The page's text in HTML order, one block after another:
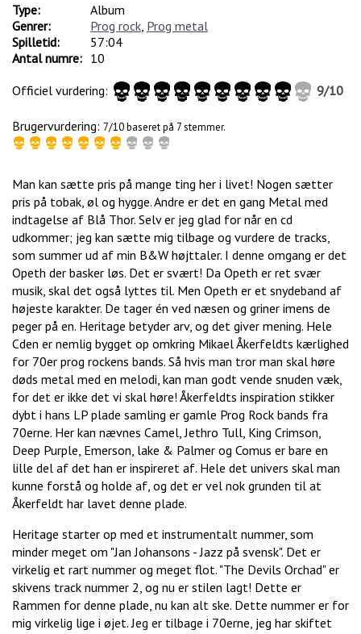
Type:
Album
Genrer:
Prog rock Prog metal
Spilletid:
57:04
Antal numre: 10
Officiel vurdering:
9/10
Brugervurdering: 7/10 baseret på 7 stemmer.
Man kan sætte pris på mange ting her i livet! Nogen sætter
pris på tobak, øl og hygge. Andre er det en gang Metal med
indtagelse af Blå Thor. Selv er jeg glad for når en cd
udkommer; jeg kan sætte mig tilbage og vurdere de tracks,
som summer ud af min B&W højttaler. I denne omgang er det
Opeth der basker løs. Det er svært! Da Opeth er ret svær
musik, skal det også lyttes til. Men Opeth er et snydeband af
højeste karakter. De tager én ved næsen og griner imens de
peger på en. Heritage betyder arv, og det giver mening. Hele
Cden er nemlig bygget op omkring Mikael Åkerfeldts kærlighed
for 70er prog rockens bands. Så hvis man tror man skal høre
døds metal med en melodi, kan man godt vende snuden væk,
for det er ikke det vi skal høre! Åkerfeldts inspiration stikker
dybt i hans LP plade samling er gamle Prog Rock bands fra
70erne. Her kan nævnes Camel, Jethro Tull, King Crimson,
Deep Purple, Emerson, lake & Palmer og Comus er bare en
lille del af det han er inspireret af. Hele det univers skal man
kunne forstå og holde af, og det er vel nok grunden til at
Åkerfeldt har lavet denne plade.
Heritage starter op med et instrumentalt nummer, som
minder meget om "Jan Johansons - Jazz på svensk". Det er
virkelig et rart nummer og meget flot. "The Devils Orchad" er
skivens track nummer 2, og nu er stilen lagt! Dette er
Rammen for denne plade, nu kan alt ske. Dette nummer er for
mig virkelig lige i øjet. Jeg er tilbage i 70erne, jeg har skiftet